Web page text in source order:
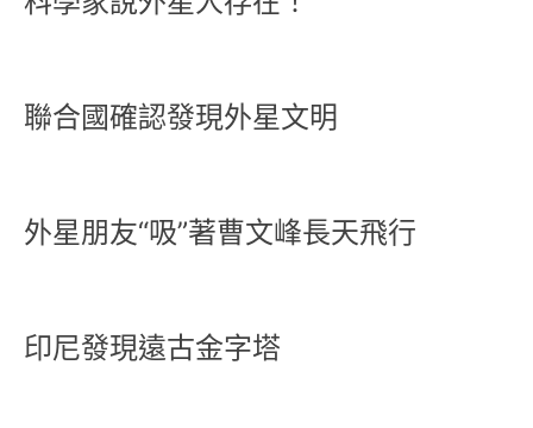
聯合國確認發現外星文明
外星朋友“吸”著曹文峰長天飛行
印尼發現遠古金字塔